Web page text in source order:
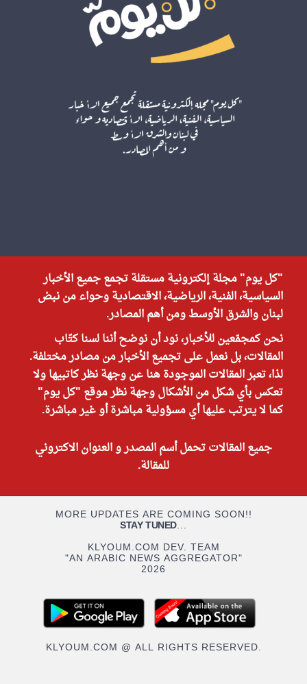
"كل يوم" مجلة إلكترونية مستقلة تجمع جميع الأخبار
السياسية، الفنية، الرياضية، الاقتصادية وحواء من نبض
لبنان والشرق الأوسط ومن أهم المصادر.
نحن كمجمّعين للأخبار، نود أن نوضح أننا لسنا كتّاب
المقالات، بل نعمل على تجميع الأخبار من مصادر مختلفة.
لذا، تعبر المقالات الموجودة هنا عن وجهة نظر كاتبيها ولا
تعكس بأي شكل من الأشكال وجهة نظر موقع "كل يوم"
كما لا يترتب عليها أي مسؤولية مباشرة أو غير مباشرة.
جميع المقالات تحمل أسم المصدر و العنوان الاكتروني
للمقالة.
MORE UPDATES ARE COMING SOON!!
STAY TUNED...
KLYOUM.COM DEV. TEAM
"AN ARABIC NEWS AGGREGATOR"
2026
KLYOUM.COM @ ALL RIGHTS RESERVED.